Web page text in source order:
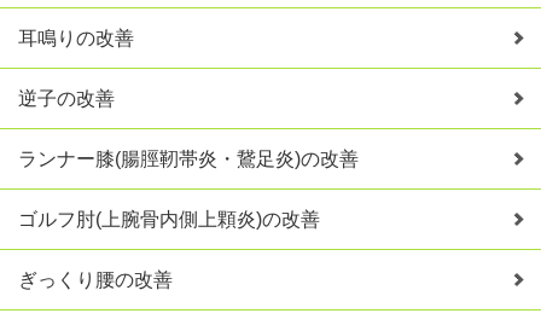
耳鳴りの改善
逆子の改善
ランナー膝(腸脛靭帯炎・鵞足炎)の改善
ゴルフ肘(上腕骨内側上顆炎)の改善
ぎっくり腰の改善